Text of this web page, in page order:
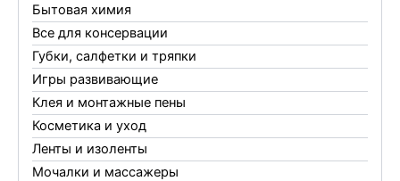
Бытовая химия
Все для консервации
Губки, салфетки и тряпки
Игры развивающие
Клея и монтажные пены
Косметика и уход
Ленты и изоленты
Мочалки и массажеры